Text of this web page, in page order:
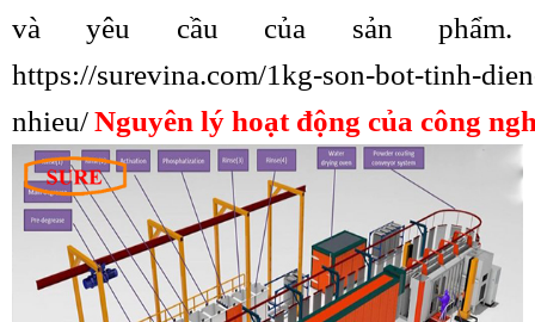
và yêu cầu của sản phẩm.
https://surevina.com/1kg-son-bot-tinh-
nhieu/Nguyên lý hoạt động của công